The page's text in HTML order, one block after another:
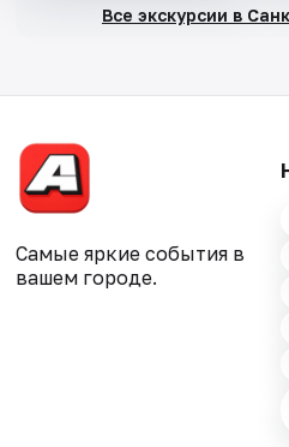
Все экскурсии в
Самые яркие события в
вашем городе.